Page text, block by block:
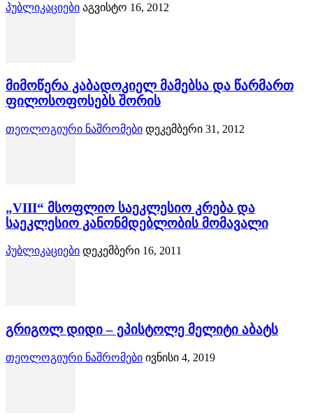
პუბლიკაციები აგვისტო 16, 2012
მიმოწერა კაბადოკიელ მამებსა და წარმართ
ფილოსოფოსებს შორის
თეოლოგიური ნაშრომები დეკემბერი 31, 2012
„VIII“ მსოფლიო საეკლესიო კრება და
საეკლესიო კანონმდებლობის მომავალი
პუბლიკაციები დეკემბერი 16, 2011
გრიგოლ დიდი – ეპისტოლე მელიტი აბატს
თეოლოგიური ნაშრომები ივნისი 4, 2019